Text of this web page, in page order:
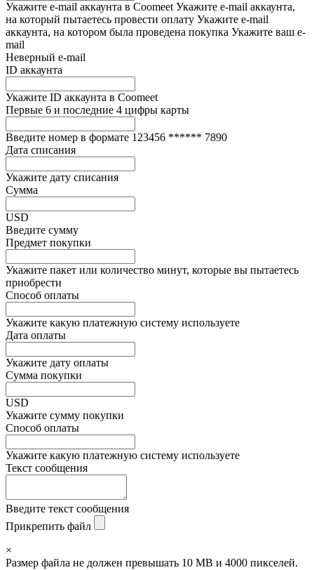
Укажите e-mail аккаунта в Coomeet Укажите e-mail аккаунта,
на который пытаетесь провести оплату Укажите e-mail
аккаунта, на котором была проведена покупка Укажите ваш e-
mail
Неверный e-mail
ID аккаунта
Укажите ID аккаунта в Coomeet
Первые 6 и последние 4 цифры карты
Введите номер в формате 123456 ****** 7890
Дата списания
Укажите дату списания
Сумма
USD
Введите сумму
Предмет покупки
Укажите пакет или количество минут, которые вы пытаетесь
приобрести
Способ оплаты
Укажите какую платежную систему используете
Дата оплаты
Укажите дату оплаты
Сумма покупки
USD
Укажите сумму покупки
Способ оплаты
Укажите какую платежную систему используете
Текст сообщения
Введите текст сообщения
Прикрепить файл
×
Размер файла не должен превышать 10 MB и 4000 пикселей.